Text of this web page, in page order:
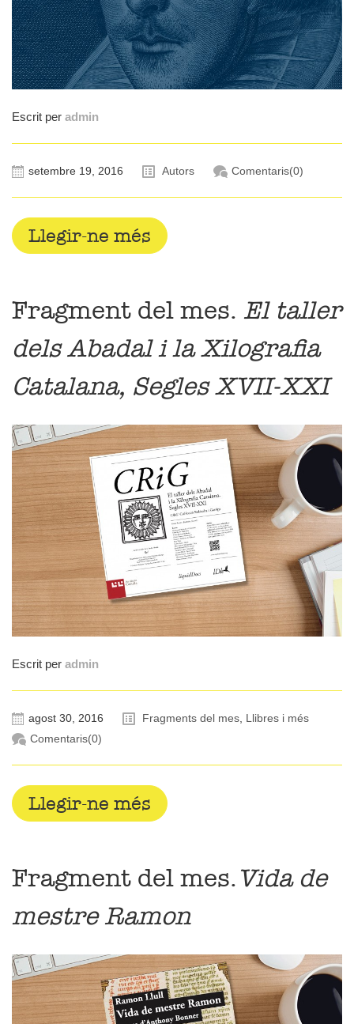
Escrit per admin
setembre 19, 2016 Autors Comentaris(0)
Llegir-ne més
Fragment del mes. El taller
dels Abadal i la Xilografia
Catalana, Segles XVII-XXI
Escrit per admin
agost 30, 2016 Fragments del mes Llibres i més
Comentaris(0)
Llegir-ne més
Fragment del mes.Vida de
mestre Ramon